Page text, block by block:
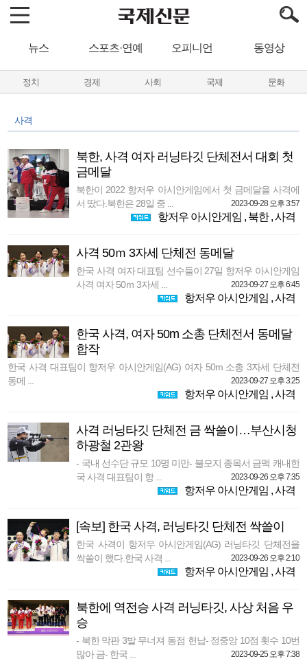
뉴스 스포츠·연예 오피니언 동영상
정치 경제 사회 국제 문화
사격
북한, 사격 여자 러닝타깃 단체전서 대회 첫
금메달
북한이 2022 항저우 아시안게임에서 첫 금메달을 사격에
서 땄다.북한은 28일 중 ...
2023-09-28 오후 3:57
항저우 아시안게임 , 북한,사격
사격 50ｍ 3자세 단체전 동메달
한국 사격 여자 대표팀 선수들이 27일 항저우 아시안게임
사격 여자 50ｍ 3자세 ...
2023-09-27 오후 6:45
항저우 아시안게임 ,사격
한국 사격, 여자 50m 소총 단체전서 동메달
합작
한국 사격 대표팀이 항저우 아시안게임(AG) 여자 50m 소총 3자세 단체전
동메 ...
2023-09-27 오후 3:25
항저우 아시안게임 ,사격
사격 러닝타깃 단체전 금 싹쓸이…부산시청
하광철 2관왕
- 국내 선수단 규모 10명 미만- 불모지 종목서 금맥 캐내한
국 사격 대표팀이 항 ...
2023-09-26 오후 7:35
항저우 아시안게임 ,사격
[속보] 한국 사격, 러닝타깃 단체전 싹쓸이
한국 사격이 항저우 아시안게임(AG) 러닝타깃 단체전을
싹쓸이 했다.한국 사격 ...
2023-09-26 오후 2:10
항저우 아시안게임 ,사격
북한에 역전승 사격 러닝타깃, 사상 처음 우
승
- 북한 막판 3발 무너져 동점 헌납- 정중앙 10점 횟수 10번
많아 금- 한국 ...
2023-09-25 오후 7:38